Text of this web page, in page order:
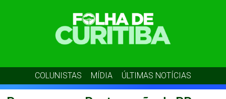
COLUNISTAS MÍDIA ÚLTIMAS NOTÍCIAS